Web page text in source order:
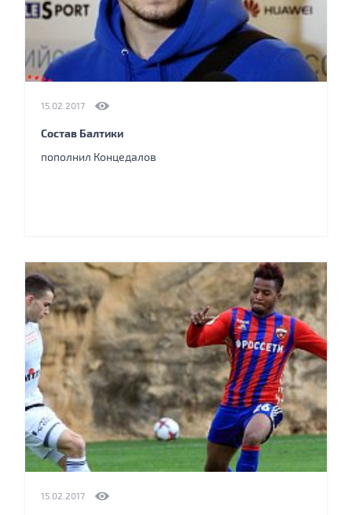
15.02.2017
Состав Балтики
пополнил Концедалов
15.02.2017